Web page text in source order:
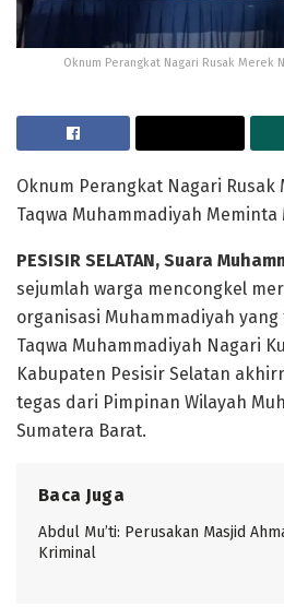
Oknum Perangkat Nagari Rusak Merek
Oknum Perangkat Nagari Rusak
Taqwa Muhammadiyah Meminta
PESISIR SELATAN, Suara
sejumlah warga mencongkel
organisasi Muhammadiyah
Taqwa Muhammadiyah Nagari
Kabupaten Pesisir Selatan
tegas dari Pimpinan Wilayah
Sumatera Barat.
Baca Juga
Abdul Mu’ti: Perusakan Masjid
Kriminal